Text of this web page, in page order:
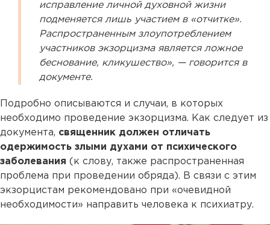
исправление личной духовной жизни
подменяется лишь участием в «отчитке».
Распространенным злоупотреблением
участников экзорцизма является ложное
беснование, кликушество», — говорится в
документе.
Подробно описываются и случаи, в которых
необходимо проведение экзорцизма. Как следует из
документа, священник должен отличать
одержимость злыми духами от психического
заболевания (к слову, также распространенная
проблема при проведении обряда). В связи с этим
экзорцистам рекомендовано при «очевидной
необходимости» направить человека к психиатру.